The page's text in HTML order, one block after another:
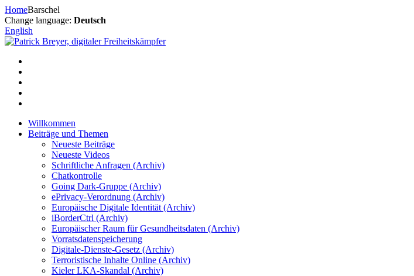
Zum
Inhalt
springen
HomeBarschel
Change language: Deutsch
English
Willkommen
Beiträge und Themen
Neueste Beiträge
Neueste Videos
Schriftliche Anfragen (Archiv)
Chatkontrolle
Going Dark-Gruppe (Archiv)
ePrivacy-Verordnung (Archiv)
Europäische Digitale Identität (Archiv)
iBorderCtrl (Archiv)
Europäischer Raum für Gesundheitsdaten (Archiv)
Vorratsdatenspeicherung
Digitale-Dienste-Gesetz (Archiv)
Terroristische Inhalte Online (Archiv)
Kieler LKA-Skandal (Archiv)